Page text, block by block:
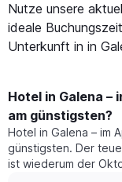
Nutze unsere
ideale
Unterkunft in in
Hotel in Galena –
am günstigsten?
Hotel in Galena – im
günstigsten. Der
ist wiederum der